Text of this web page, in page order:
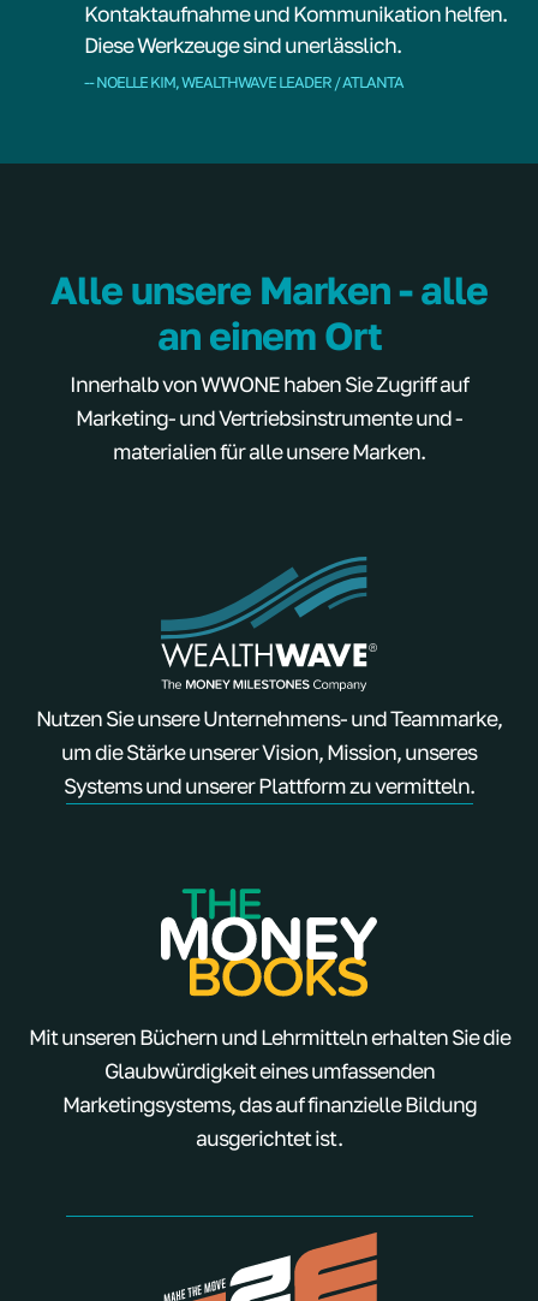
Kontaktaufnahme und Kommunikation helfen.
Diese Werkzeuge sind unerlässlich.
-- NOELLE KIM, WEALTHWAVE LEADER / ATLANTA
Alle unsere Marken - alle
an einem Ort
Innerhalb von WWONE haben Sie Zugriff auf
Marketing- und Vertriebsinstrumente und -
materialien für alle unsere Marken.
Nutzen Sie unsere Unternehmens- und Teammarke,
um die Stärke unserer Vision, Mission, unseres
Systems und unserer Plattform zu vermitteln.
Mit unseren Büchern und Lehrmitteln erhalten Sie die
Glaubwürdigkeit eines umfassenden
Marketingsystems, das auf finanzielle Bildung
ausgerichtet ist.